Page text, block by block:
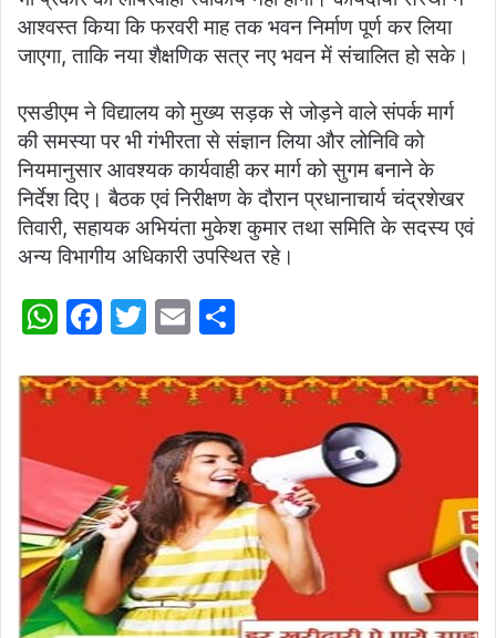
आश्वस्त किया कि फरवरी माह तक भवन निर्माण पूर्ण कर लिया
जाएगा, ताकि नया शैक्षणिक सत्र नए भवन में संचालित हो सके।
एसडीएम ने विद्यालय को मुख्य सड़क से जोड़ने वाले संपर्क मार्ग
की समस्या पर भी गंभीरता से संज्ञान लिया और लोनिवि को
नियमानुसार आवश्यक कार्यवाही कर मार्ग को सुगम बनाने के
निर्देश दिए। बैठक एवं निरीक्षण के दौरान प्रधानाचार्य चंद्रशेखर
तिवारी, सहायक अभियंता मुकेश कुमार तथा समिति के सदस्य एवं
अन्य विभागीय अधिकारी उपस्थित रहे।
W
at
A
p
p
F
c
o
o
k
T
itt
er
E
ai
l
ar